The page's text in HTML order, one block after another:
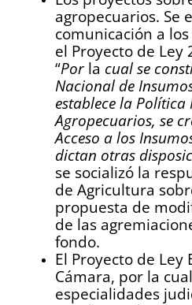
agropecuarios. Se
comunicación a
el Proyecto de Ley
“Por la cual se
Nacional de
establece la
Agropecuarios, se
Acceso a los
dictan otras
se socializó la
de Agricultura
propuesta de
de las
fondo.
El Proyecto de
Cámara, por la
especialidades